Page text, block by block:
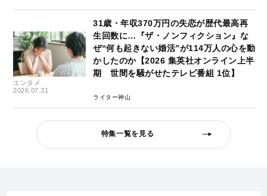
エンタメ
2026.07.31
31歳・年収370万円の失恋が歴代最高再
生回数に…『ザ・ノンフィクション』な
ぜ“何も起きない婚活”が114万人の心を動
かしたのか【2026 集英社オンライン上半
期 世間を騒がせたテレビ番組 1位】
ライター神山
特集一覧を見る